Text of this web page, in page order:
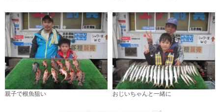
親子で根魚狙い おじいちゃんと一緒に